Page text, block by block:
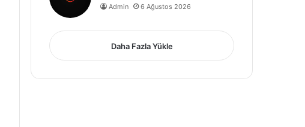
Admin 6 Ağustos 2026
Daha Fazla Yükle